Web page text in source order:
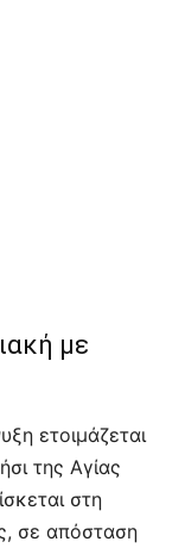
με
ετοιμάζεται
της Αγίας
στη
σε απόσταση